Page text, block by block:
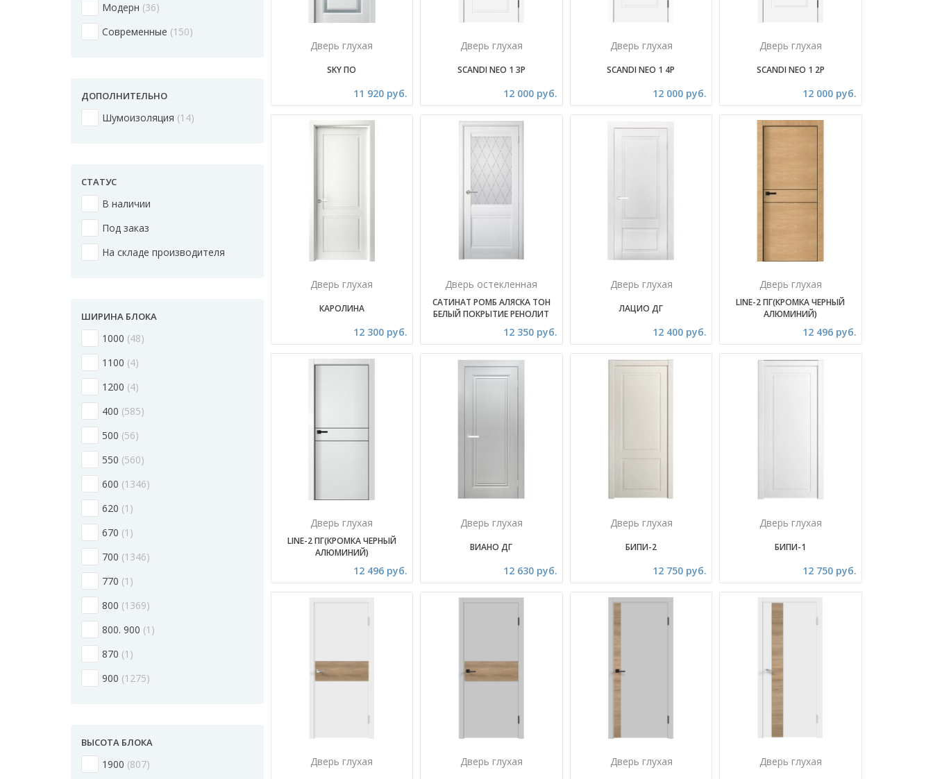
Модерн 36
Современные 150
ДОПОЛНИТЕЛЬНО
Шумоизоляция 14
СТАТУС
В наличии
Под заказ
На складе производителя
ШИРИНА БЛОКА
1000 48
1100 4
1200 4
400 585
500 56
550 560
600 1346
620 1
670 1
700 1346
770 1
800 1369
800. 900 1
870 1
900 1275
ВЫСОТА БЛОКА
1900 807
Дверь глухая
SKY ПО
11 920 руб.
Дверь глухая
SCANDI NEO 1 3P
12 000 руб.
Дверь глухая
SCANDI NEO 1 4P
12 000 руб.
Дверь глухая
SCANDI NEO 1 2P
12 000 руб.
Дверь глухая
КАРОЛИНА
12 300 руб.
Дверь остекленная
САТИНАТ РОМБ АЛЯСКА ТОН
БЕЛЫЙ ПОКРЫТИЕ РЕНОЛИТ
12 350 руб.
Дверь глухая
ЛАЦИО ДГ
12 400 руб.
Дверь глухая
LINE-2 ПГ(КРОМКА ЧЕРНЫЙ
АЛЮМИНИЙ)
12 496 руб.
Дверь глухая
LINE-2 ПГ(КРОМКА ЧЕРНЫЙ
АЛЮМИНИЙ)
12 496 руб.
Дверь глухая
ВИАНО ДГ
12 630 руб.
Дверь глухая
БИПИ-2
12 750 руб.
Дверь глухая
БИПИ-1
12 750 руб.
Дверь глухая Дверь глухая Дверь глухая Дверь глухая